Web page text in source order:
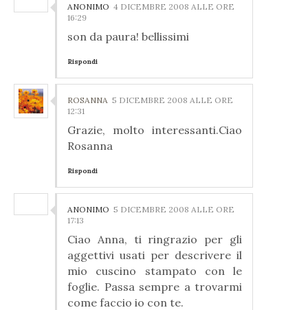
ANONIMO 4 DICEMBRE 2008 ALLE ORE
16:29
son da paura! bellissimi
Rispondi
ROSANNA 5 DICEMBRE 2008 ALLE ORE
12:31
Grazie, molto interessanti.Ciao
Rosanna
Rispondi
ANONIMO 5 DICEMBRE 2008 ALLE ORE
17:13
Ciao Anna, ti ringrazio per gli
aggettivi usati per descrivere il
mio cuscino stampato con le
foglie. Passa sempre a trovarmi
come faccio io con te.